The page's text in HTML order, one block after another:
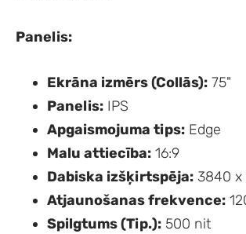
Panelis:
Ekrāna izmērs (Collās): 75"
Panelis: IPS
Apgaismojuma tips: Edge
Malu attiecība: 16:9
Dabiska izšķirtspēja: 3840 x
Atjaunošanas frekvence:
Spilgtums (Tip.): 500 nit